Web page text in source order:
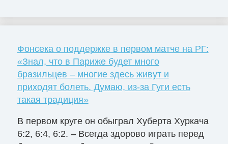
Фонсека о поддержке в первом матче на РГ:
«Знал, что в Париже будет много
бразильцев – многие здесь живут и
приходят болеть. Думаю, из-за Гуги есть
такая традиция»
В первом круге он обыграл Хуберта Хуркача
6:2, 6:4, 6:2. – Всегда здорово играть перед